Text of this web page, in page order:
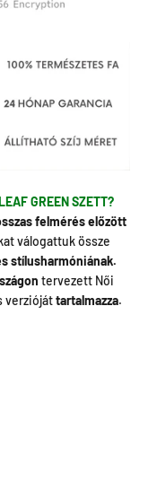
GREEN SZETT?
felmérés előzött
válogattuk össze
stílusharmóniának.
tervezett Női
verziójáttartalmazza.